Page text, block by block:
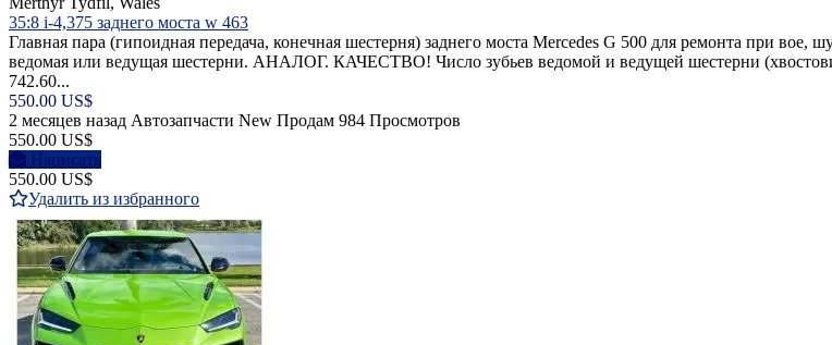
35:8 i-4,375 заднего моста w 463
Главная пара (гипоидная передача, конечная шестерня) заднего моста Mercedes G 500 для ремонта при
ведомая или ведущая шестерни. АНАЛОГ. КАЧЕСТВО! Число зубьев ведомой и ведущей шестерни
742.60...
550.00 US$
2 месяцев назад Автозапчасти New Продам 984 Просмотров
550.00 US$
Написать
550.00 US$
Удалить из избранного